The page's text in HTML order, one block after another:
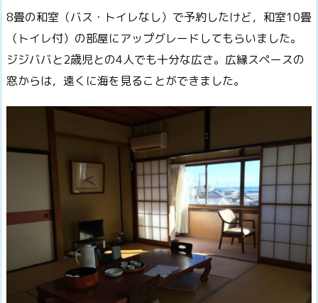
8畳の和室（バス・トイレなし）で予約したけど， 和室10畳
（トイレ付）の部屋にアップグレードしてもらいました。
ジジババと2歳児との4人でも十分な広さ。広縁スペースの
窓からは，遠くに海を見ることができました。